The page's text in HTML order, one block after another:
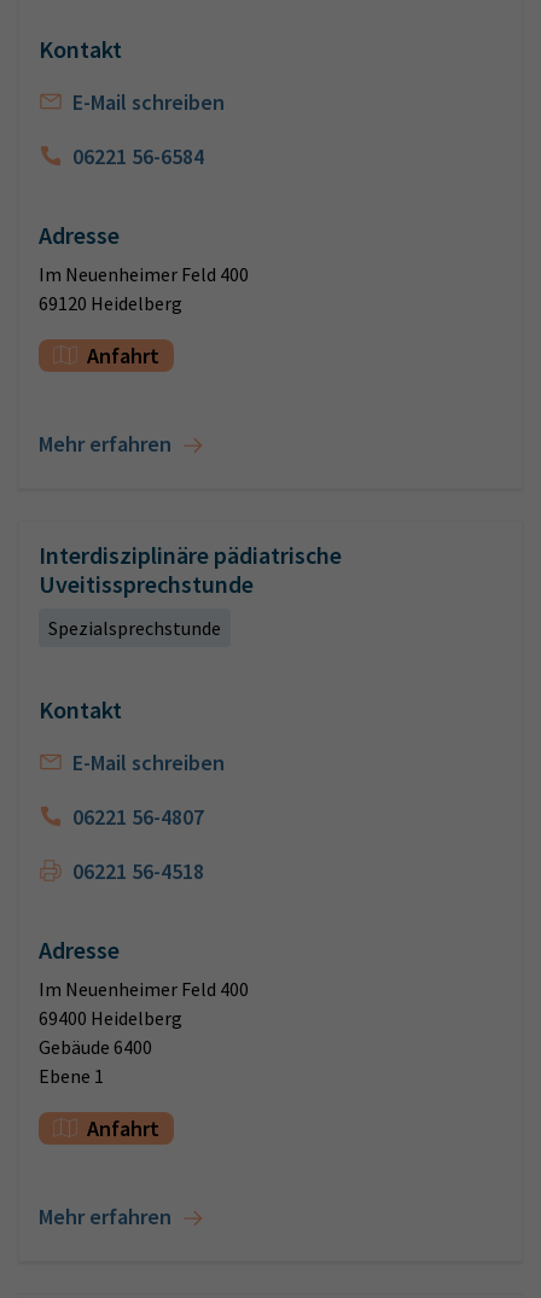
Kontakt
E-Mail schreiben
06221 56-6584
Adresse
Im Neuenheimer Feld 400
69120 Heidelberg
Anfahrt
Mehr erfahren
Interdisziplinäre pädiatrische
Uveitissprechstunde
Spezialsprechstunde
Kontakt
E-Mail schreiben
06221 56-4807
06221 56-4518
Adresse
Im Neuenheimer Feld 400
69400 Heidelberg
Gebäude 6400
Ebene 1
Anfahrt
Mehr erfahren